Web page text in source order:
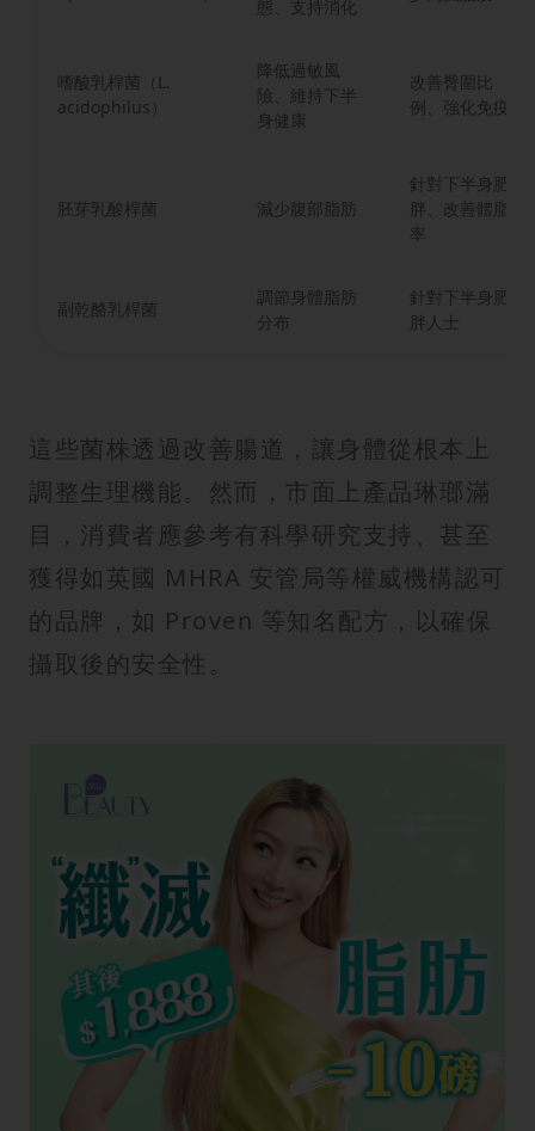
態、支持消化
嗜酸乳桿菌（L.
acidophilus）
降低過敏風
險、維持下半
身健康
改善臀圍比
例、強化免疫
胚芽乳酸桿菌 減少腹部脂肪
針對下半身肥
胖、改善體脂
率
副乾酪乳桿菌
調節身體脂肪
分布
針對下半身肥
胖人士
這些菌株透過改善腸道，讓身體從根本上
調整生理機能。然而，市面上產品琳瑯滿
目，消費者應參考有科學研究支持、甚至
獲得如英國 MHRA 安管局等權威機構認可
的品牌，如 Proven 等知名配方，以確保
攝取後的安全性。